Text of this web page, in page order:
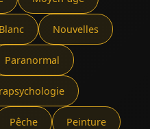
Nouvelles
Paranormal
Pêche Peinture